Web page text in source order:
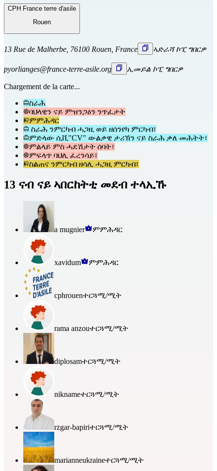
CPH France terre d'asile
Rouen
13 Rue de Malherbe, 76100 Rouen, France ኣድራሻ ኮፒ ግበርዎ
pyorlianges@france-terre-asile.org ኢመይል ኮፒ ግበርዎ
Chargement de la carte...
ስራሕ
ባህላዊን ናይ ምዝንጋዕን ንጥፈታት
ምምሕዳር
ስራሕ ንምርካብ ሓጋዚ ወይ ዘሰንየካ ምርካብ፣
ምድላው ሲቪ"CV" ውልቃዊ ታሪኽን ናይ ስራሕ ቃለ መሕትት፣
ምልላይ ምስ ሓደሽታት ሰባት፣
ምፍላጥ ባህሊ ፈረንሳይ፣
ስልጠና ንምርካብ ዘሳሊ ሓጋዚ ምርካብ፣
13 ናብ ናይ ኣበርከትቲ መደብ ተላኢኹ
a mugnier ምምሕዳር
xavidum ምምሕዳር
cphrouenተርጓሚ/ሚት
rama anzouተርጓሚ/ሚት
diplosamተርጓሚ/ሚት
niknameተርጓሚ/ሚት
rzgar-bapiriተርጓሚ/ሚት
marianneukraineተርጓሚ/ሚት